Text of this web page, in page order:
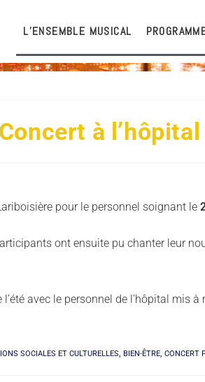
L’ENSEMBLE MUSICAL
Concert à
pour le personnel soignant le
ont ensuite pu chanter leur
avec le personnel de l’hôpital mis à
SOCIALES ET CULTURELLES, BIEN-ÊTRE, CONCERT